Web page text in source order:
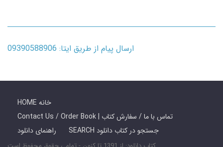
ارسال پیام از طریق ایتا: 09390588906
HOME خانه
Contact Us / Order Book | تماس با ما / سفارش کتاب
راهنمای دانلود
SEARCH جستجو در کتاب دانلود